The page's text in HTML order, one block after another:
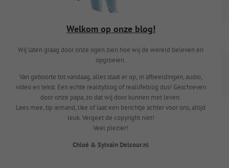
Welkom op onze blog!
Wij laten graag door onze ogen zien hoe wij de wereld beleven en
opgroeien.
Van geboorte tot vandaag, alles staat er op; in afbeeldingen, audio,
video en tekst. Een echte realityblog of reallifeblog dus! Geschreven
door onze papa, zo dat wij door kunnen met leven.
Lees mee, tip iemand, like of laat een berichtje achter voor ons, altijd
leuk. Vergeet de copyright niet!
Veel plezier!
Chloé & Sylvain Delcour.nl